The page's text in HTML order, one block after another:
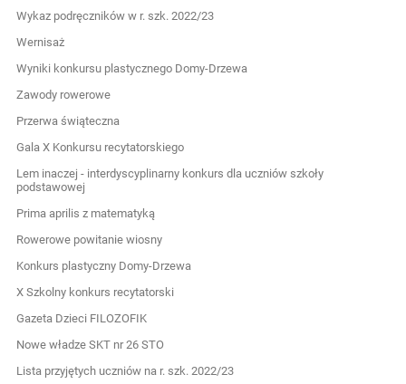
Wykaz podręczników w r. szk. 2022/23
Wernisaż
Wyniki konkursu plastycznego Domy-Drzewa
Zawody rowerowe
Przerwa świąteczna
Gala X Konkursu recytatorskiego
Lem inaczej - interdyscyplinarny konkurs dla uczniów szkoły
podstawowej
Prima aprilis z matematyką
Rowerowe powitanie wiosny
Konkurs plastyczny Domy-Drzewa
X Szkolny konkurs recytatorski
Gazeta Dzieci FILOZOFIK
Nowe władze SKT nr 26 STO
Lista przyjętych uczniów na r. szk. 2022/23